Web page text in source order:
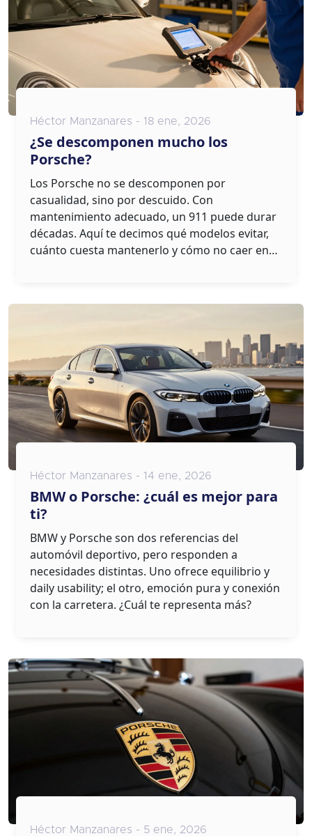
Héctor Manzanares - 18 ene, 2026
¿Se descomponen mucho los
Porsche?
Los Porsche no se descomponen por
casualidad, sino por descuido. Con
mantenimiento adecuado, un 911 puede durar
décadas. Aquí te decimos qué modelos evitar,
cuánto cuesta mantenerlo y cómo no caer en
Héctor Manzanares - 14 ene, 2026
BMW o Porsche: ¿cuál es mejor para
ti?
BMW y Porsche son dos referencias del
automóvil deportivo, pero responden a
necesidades distintas. Uno ofrece equilibrio y
daily usability; el otro, emoción pura y conexión
con la carretera. ¿Cuál te representa más?
Héctor Manzanares - 5 ene, 2026